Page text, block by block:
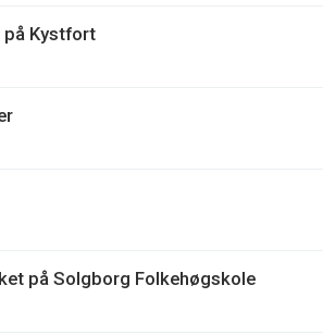
på Kystfort
på Solgborg Folkehøgskole